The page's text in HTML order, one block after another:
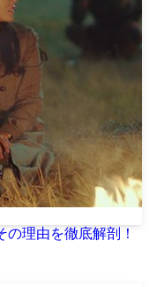
理由を徹底解剖！